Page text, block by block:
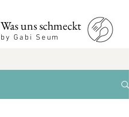
Was uns schmeckt
by Gabi Seum